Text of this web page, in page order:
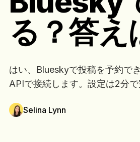
る？答え
はい、Blueskyで投稿を予約で
APIで接続します。設定は2分で
Selina Lynn